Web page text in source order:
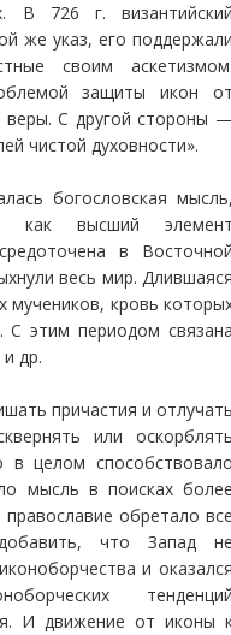
В 726 г.
же указ, его
своим
защиты икон
веры. С другой стороны
чистой духовности».
богословская
как высший
в
весь мир.
мучеников, кровь
С этим периодом
др.
причастия и
или
в целом
мысль в поисках
обретало
что Запад
и
И движение от иконы